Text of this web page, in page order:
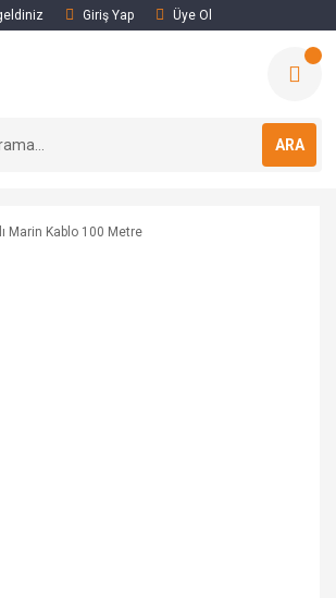
Giriş Yap Üye Ol
ARA